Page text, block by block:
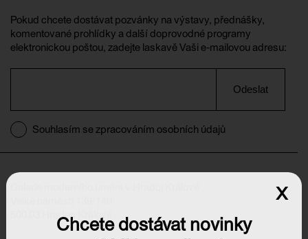
Pokud chcete dostávat pozvánky na výstavy, přednášky,
komentované prohlídky a další doprovodné programy
elektronickou poštou, zadejte laskavě Vaši e-mailovou adresu:
Odeslat
Souhlasím se zpracováním osobních údajů
500 03 Hradec Králové
Chcete dostávat novinky
x